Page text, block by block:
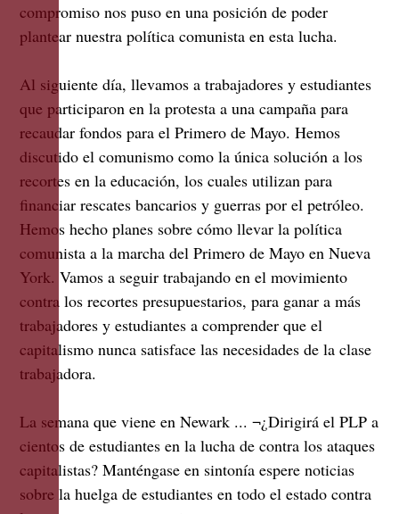
compromiso nos puso en una posición de poder
plantear nuestra política comunista en esta lucha.
Al siguiente día, llevamos a trabajadores y estudiantes
que participaron en la protesta a una campaña para
recaudar fondos para el Primero de Mayo. Hemos
discutido el comunismo como la única solución a los
recortes en la educación, los cuales utilizan para
financiar rescates bancarios y guerras por el petróleo.
Hemos hecho planes sobre cómo llevar la política
comunista a la marcha del Primero de Mayo en Nueva
York. Vamos a seguir trabajando en el movimiento
contra los recortes presupuestarios, para ganar a más
trabajadores y estudiantes a comprender que el
capitalismo nunca satisface las necesidades de la clase
trabajadora.
La semana que viene en Newark ... ¬¿Dirigirá el PLP a
cientos de estudiantes en la lucha de contra los ataques
capitalistas? Manténgase en sintonía espere noticias
sobre la huelga de estudiantes en todo el estado contra